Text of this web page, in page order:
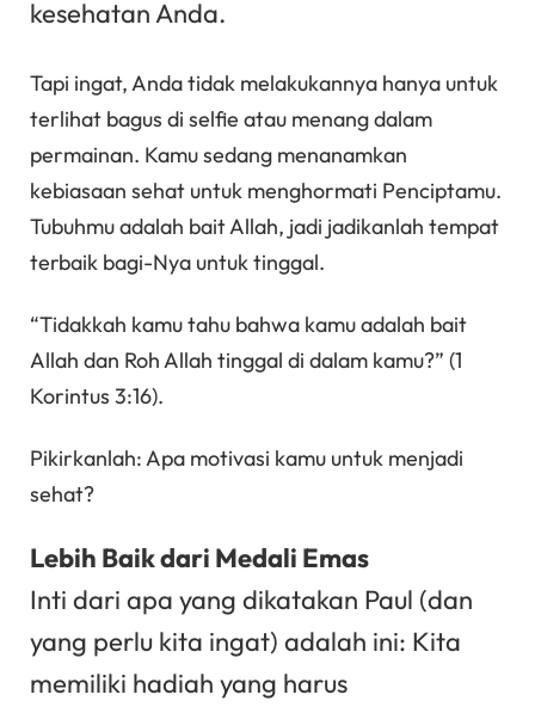
kesehatan Anda.
Tapi ingat, Anda tidak melakukannya hanya untuk
terlihat bagus di selfie atau menang dalam
permainan. Kamu sedang menanamkan
kebiasaan sehat untuk menghormati Penciptamu.
Tubuhmu adalah bait Allah, jadi jadikanlah tempat
terbaik bagi-Nya untuk tinggal.
“Tidakkah kamu tahu bahwa kamu adalah bait
Allah dan Roh Allah tinggal di dalam kamu?” (1
Korintus 3:16).
Pikirkanlah: Apa motivasi kamu untuk menjadi
sehat?
Lebih Baik dari Medali Emas
Inti dari apa yang dikatakan Paul (dan
yang perlu kita ingat) adalah ini: Kita
memiliki hadiah yang harus